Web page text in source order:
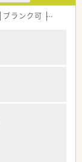
ブランク可 Ｗワー